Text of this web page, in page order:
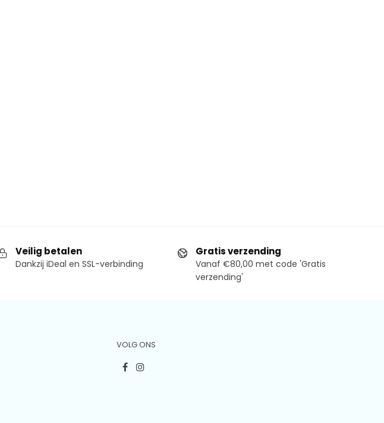
Veilig betalen
Dankzij iDeal en SSL-verbinding
Gratis verzending
Vanaf €80,00 met code 'Gratis
verzending'
VOLG ONS